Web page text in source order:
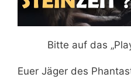
Bitte auf das
Euer Jäger des